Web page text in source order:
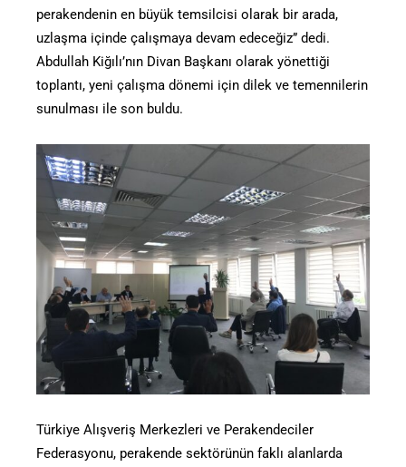
perakendenin en büyük temsilcisi olarak bir arada,
uzlaşma içinde çalışmaya devam edeceğiz” dedi.
Abdullah Kiğılı’nın Divan Başkanı olarak yönettiği
toplantı, yeni çalışma dönemi için dilek ve temennilerin
sunulması ile son buldu.
Türkiye Alışveriş Merkezleri ve Perakendeciler
Federasyonu, perakende sektörünün faklı alanlarda